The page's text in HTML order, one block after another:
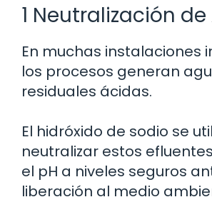
1 Neutralización
En muchas instalaciones
los procesos generan
residuales ácidas.
El hidróxido de sodio se
neutralizar estos
el pH a niveles seguros
liberación al medio